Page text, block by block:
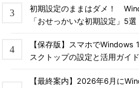
初期設定のままはダメ！
「おせっかいな初期設定」5選
【保存版】スマホで
スクトップの設定と活用ガイド
【最終案内】2026年6月に